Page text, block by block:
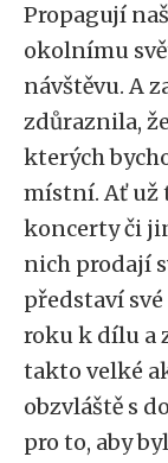
Propagují
okolnímu
návštěvu. A
zdůraznila,
kterých
místní. Ať už
koncerty či
nich prodají
představí
roku k dílu a
takto velké
obzvláště s
pro to, aby